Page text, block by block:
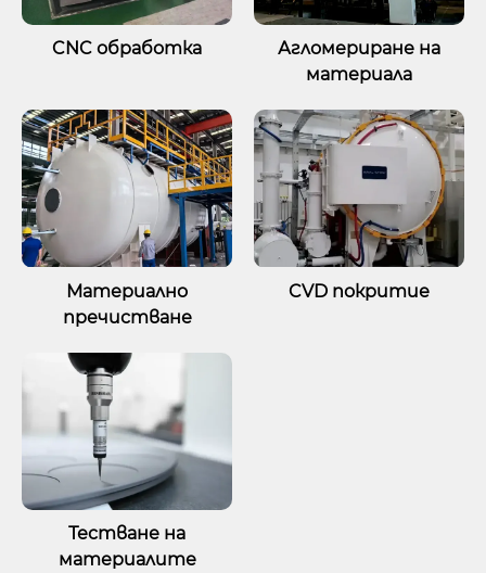
CNC обработка
Агломериране на
материала
Материално
пречистване
CVD покритие
Тестване на
материалите